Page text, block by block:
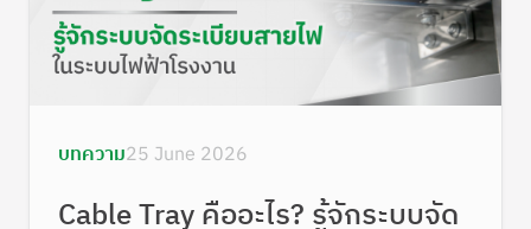
บทความ25 June 2026
Cable Tray คืออะไร? รู้จักระบบจัด